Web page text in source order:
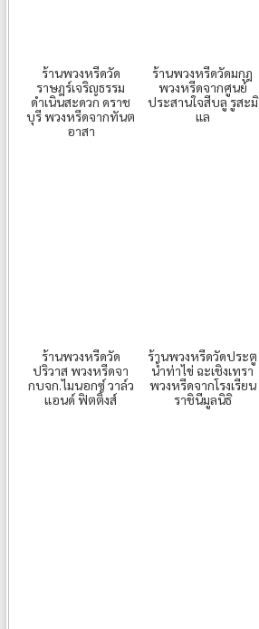
ร้านพวงหรีดวัด
ราษฎร์เจริญธรรม
ดำเนินสะดวก ดราช
บุรี พวงหรีดจากทันต
อาสา
ร้านพวงหรีดวัดมกุฎ
พวงหรีดจากศูนย์
ประสานใจสีบลู รูสะมิ
แล
ร้านพวงหรีดวัด
ปริวาส พวงหรีดจา
กบจก.ไมนอกซ์ วาล์ว
แอนด์ ฟิตติ้งส์
ร้านพวงหรีดวัดประตู
น้ำท่าไข่ ฉะเชิงเทรา
พวงหรีดจากโรงเรียน
ราชินีมูลนิธิ